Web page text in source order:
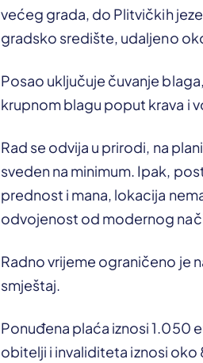
većeg grada, do Plitvičkih
gradsko središte, udaljeno
Posao uključuje čuvanje
krupnom blagu poput krava i
Rad se odvija u prirodi, na
sveden na minimum. Ipak,
prednost i mana, lokacija
odvojenost od modernog
Radno vrijeme ograničeno je
smještaj.
Ponuđena plaća iznosi 1.050
obitelji i invaliditeta iznosi oko